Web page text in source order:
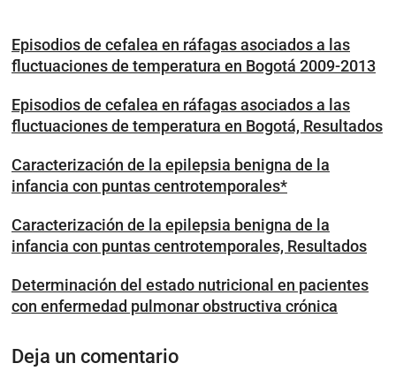
Episodios de cefalea en ráfagas asociados a las
fluctuaciones de temperatura en Bogotá 2009-2013
Episodios de cefalea en ráfagas asociados a las
fluctuaciones de temperatura en Bogotá, Resultados
Caracterización de la epilepsia benigna de la
infancia con puntas centrotemporales*
Caracterización de la epilepsia benigna de la
infancia con puntas centrotemporales, Resultados
Determinación del estado nutricional en pacientes
con enfermedad pulmonar obstructiva crónica
Deja un comentario